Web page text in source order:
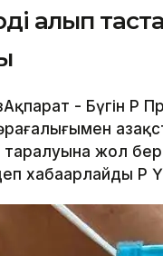
алып
- Бүгін ҚР
жол
хабаарлайды ҚР